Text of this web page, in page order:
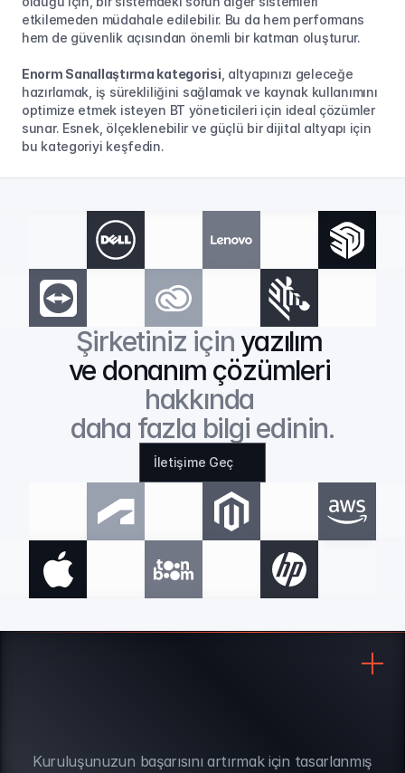
etkilemeden müdahale edilebilir. Bu da hem performans
hem de güvenlik açısından önemli bir katman oluşturur.
Enorm Sanallaştırma kategorisi , altyapınızı geleceğe
hazırlamak, iş sürekliliğini sağlamak ve kaynak kullanımını
optimize etmek isteyen BT yöneticileri için ideal çözümler
sunar. Esnek, ölçeklenebilir ve güçlü bir dijital altyapı için
bu kategoriyi keşfedin.
Şirketiniz için yazılım
ve donanım çözümleri
hakkında
daha fazla bilgi edinin.
İletişime Geç
BÜLTEN ABONELİĞİ
Kuruluşunuzun başarısını artırmak için tasarlanmış